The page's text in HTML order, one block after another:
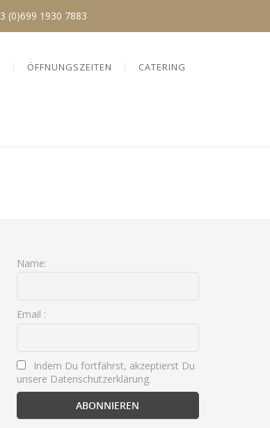
(0)699 1930 7883
ÖFFNUNGSZEITEN CATERING
Name:
Email :
Indem Du fortfährst, akzeptierst Du
unsere Datenschutzerklärung.